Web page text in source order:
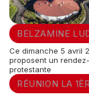
BELZAMINE
​Ce dimanche 5 avril
proposent un
protestante
RÉUNION LA